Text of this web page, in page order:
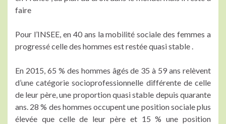
faire
Pour l’INSEE, en 40 ans la mobilité sociale des femmes a
progressé celle des hommes est restée quasi stable .
En 2015, 65 % des hommes âgés de 35 à 59 ans relèvent
d’une catégorie socioprofessionnelle différente de celle
de leur père, une proportion quasi stable depuis quarante
ans. 28 % des hommes occupent une position sociale plus
élevée que celle de leur père et 15 % une position